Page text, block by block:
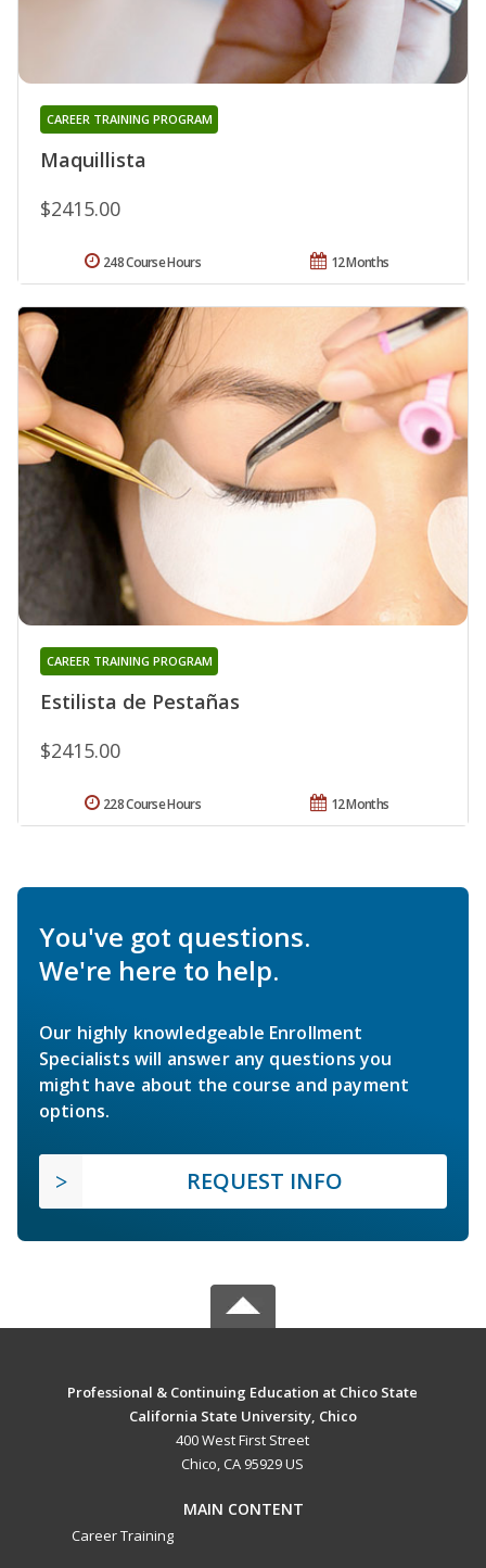
Maquillista
CAREER TRAINING PROGRAM
$2415.00
12 Months
248 Course Hours
Estilista de Pestañas
CAREER TRAINING PROGRAM
$2415.00
12 Months
228 Course Hours
You've got questions.
We're here to help.
Our highly knowledgeable Enrollment
Specialists will answer any questions you
might have about the course and payment
options.
REQUEST INFO
Professional & Continuing Education at Chico State
California State University, Chico
400 West First Street
Chico, CA 95929 US
MAIN CONTENT
Career Training